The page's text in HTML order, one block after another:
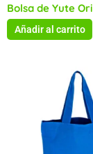
Bolsa de Yute
Añadir al carrito